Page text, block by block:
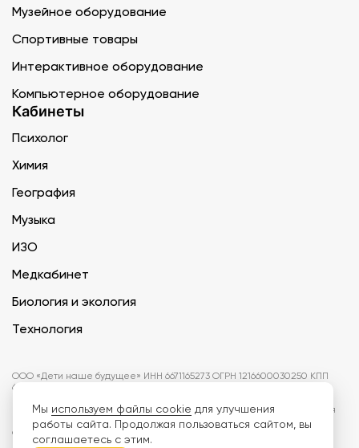
Музейное оборудование
Спортивные товары
Интерактивное оборудование
Компьютерное оборудование
Кабинеты
Психолог
Химия
География
Музыка
ИЗО
Медкабинет
Биология и экология
Технология
ООО «Дети наше будущее» ИНН 6671165273 ОГРН 1216600030250 КПП
667101001 БИК 046577674
Информация на сайте не является публичной офертой. Изображения
могут отличаться от поставляемых товаров. Поставщик оставляет за
собой право изменить цены и характеристики товаров без
предварительного уведомления заказчика, если это не влияет на
Мы используем файлы cookie для улучшения
работы сайта. Продолжая пользоваться сайтом, вы
соглашаетесь с этим.